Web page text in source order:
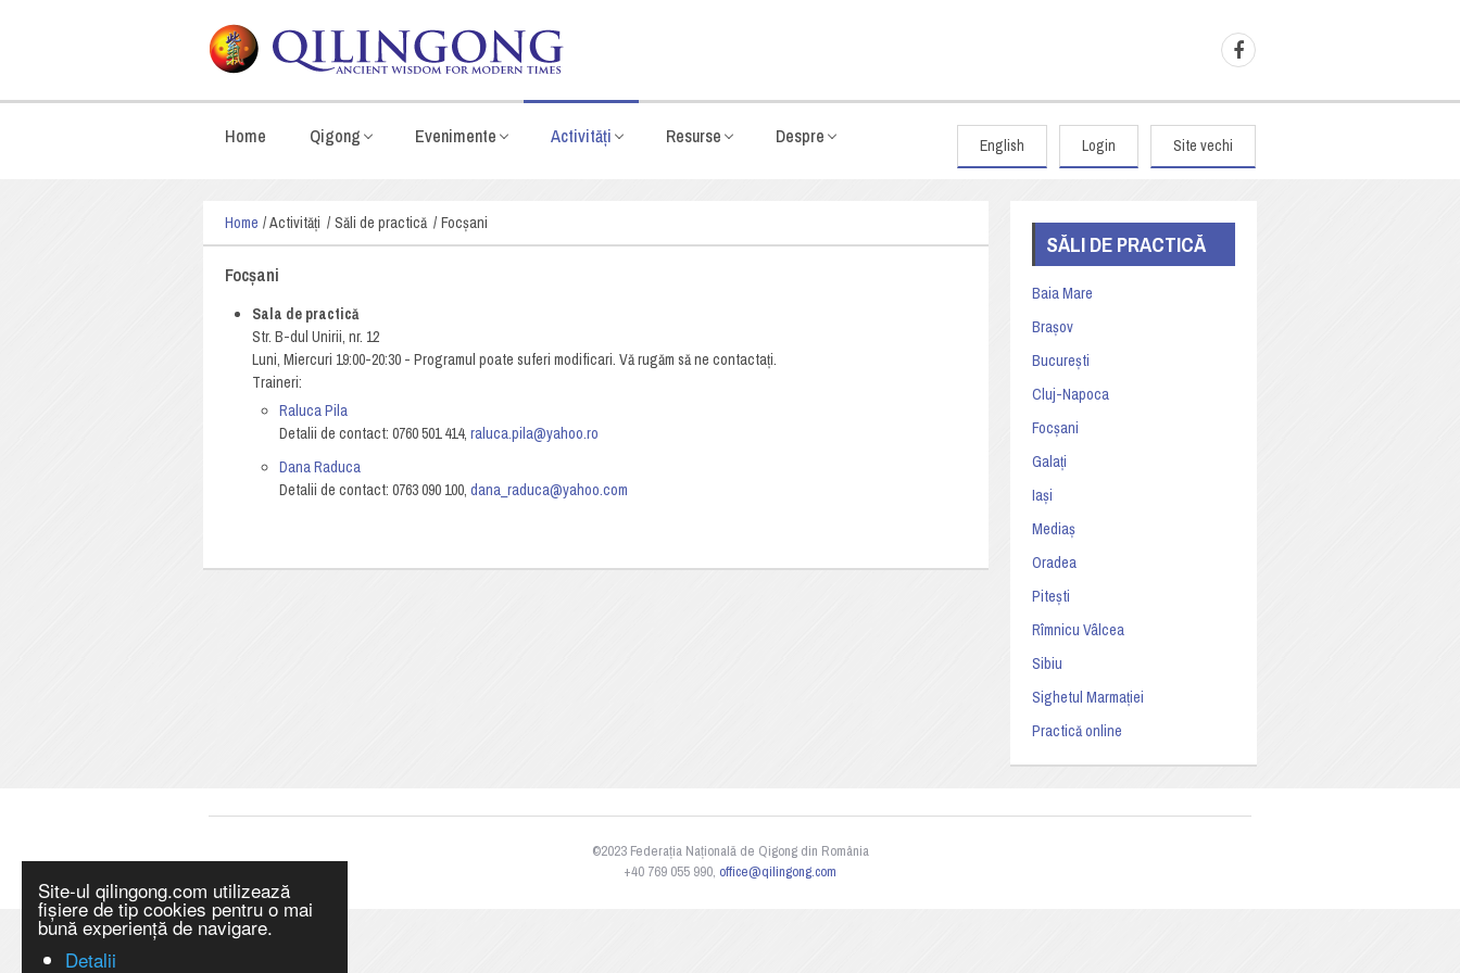
Site-ul qilingong.com utilizează
fișiere de tip cookies pentru o mai
bună experiență de navigare.
Detalii
Home Qigong Evenimente Activități Resurse Despre English Login Site vechi
Home Activități Săli de practică Focșani
Focșani
Sala de practică
Str. B-dul Unirii, nr. 12
Luni, Miercuri 19:00-20:30 - Programul poate suferi modificari. Vă rugăm să ne contactați.
Traineri:
Raluca Pila
Detalii de contact: 0760 501 414, raluca.pila@yahoo.ro
Dana Raduca
Detalii de contact: 0763 090 100, dana_raduca@yahoo.com
SĂLI DE PRACTICĂ
Baia Mare
Brașov
București
Cluj-Napoca
Focșani
Galați
Iași
Mediaș
Oradea
Pitești
Rîmnicu Vâlcea
Sibiu
Sighetul Marmației
Practică online
©2023 Federația Națională de Qigong din România
+40 769 055 990, office@qilingong.com